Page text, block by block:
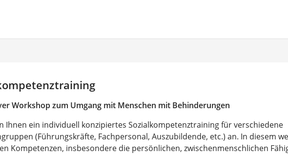
Workshop zum Umgang mit Menschen mit Behinderungen
Ihnen ein individuell konzipiertes Sozialkompetenztraining für verschiedene
(Führungskräfte, Fachpersonal, Auszubildende, etc.) an. In diesem
Kompetenzen, insbesondere die persönlichen, zwischenmenschlichen